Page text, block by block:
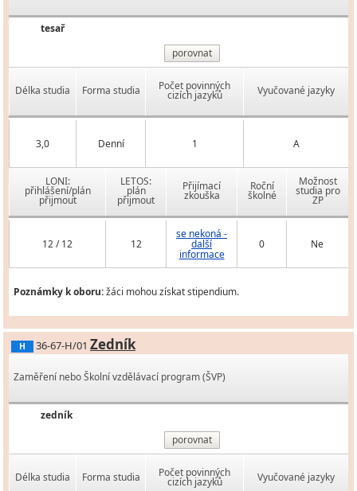
tesař
porovnat
Délka studia Forma studia Počet povinných
cizích jazyků Vyučované jazyky
3,0 Denní 1 A
LONI:
přihlášení/plán
přijmout
LETOS:
plán
přijmout
Přijímací
zkouška
Roční
školné
Možnost
studia pro
ZP
12 / 12 12
se nekoná -
další
informace
0 Ne
Poznámky k oboru:žáci mohou získat stipendium.
H 36-67-H/01 Zedník
Zaměření nebo Školní vzdělávací program (ŠVP)
zedník
porovnat
Délka studia Forma studia Počet povinných
cizích jazyků Vyučované jazyky